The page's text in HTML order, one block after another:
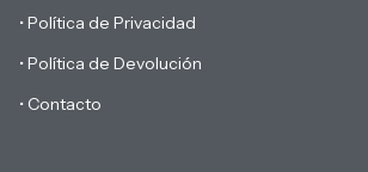
• Política de Privacidad
• Política de Devolución
• Contacto